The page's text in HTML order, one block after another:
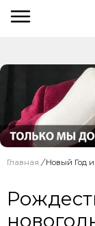
Главная / Новый Год